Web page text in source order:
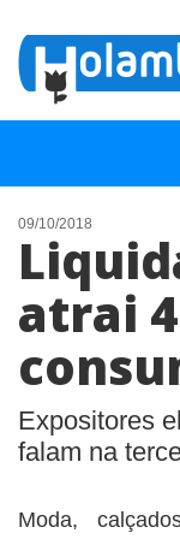
NOTÍCIAS
LISTA DIGITAL
ANUNCIE
09/10/2018
atrai
Expositores
falam na
Moda,